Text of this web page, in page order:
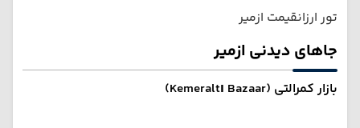
تور ارزانقیمت ازمیر
جاهای دیدنی ازمیر
بازار کمرالتی (Kemeraltı Bazaar)